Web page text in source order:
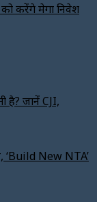
करेंगे मेगा निवेश
है? जानें CJI,
‘Build New NTA’